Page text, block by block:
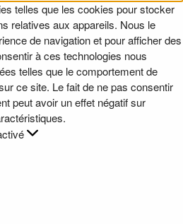
telles que les cookies pour stocker
relatives aux appareils. Nous le
de navigation et pour afficher des
à ces technologies nous
telles que le comportement de
ce site. Le fait de ne pas consentir
peut avoir un effet négatif sur